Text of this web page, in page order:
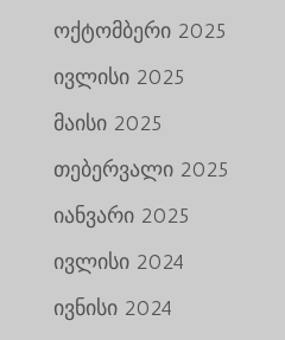
ოქტომბერი 2025
ივლისი 2025
მაისი 2025
თებერვალი 2025
იანვარი 2025
ივლისი 2024
ივნისი 2024